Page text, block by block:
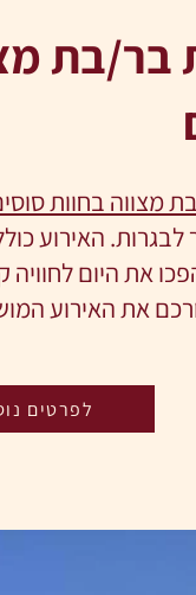
בר/בת
מצווה בחוות
האירוע כולל
את היום
את האירוע
לפרטים